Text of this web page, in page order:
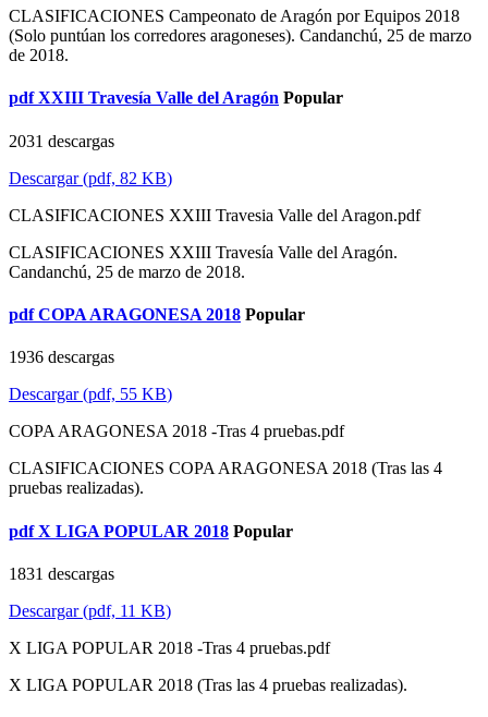
CLASIFICACIONES Campeonato de Aragón por Equipos 2018
(Solo puntúan los corredores aragoneses). Candanchú, 25 de marzo
de 2018.
pdf XXIII Travesía Valle del Aragón Popular
2031 descargas
Descargar(pdf, 82 KB)
CLASIFICACIONES XXIII Travesia Valle del Aragon.pdf
CLASIFICACIONES XXIII Travesía Valle del Aragón.
Candanchú, 25 de marzo de 2018.
pdf COPA ARAGONESA 2018 Popular
1936 descargas
Descargar(pdf, 55 KB)
COPA ARAGONESA 2018 -Tras 4 pruebas.pdf
CLASIFICACIONES COPA ARAGONESA 2018 (Tras las 4
pruebas realizadas).
pdf X LIGA POPULAR 2018 Popular
1831 descargas
Descargar(pdf, 11 KB)
X LIGA POPULAR 2018 -Tras 4 pruebas.pdf
X LIGA POPULAR 2018 (Tras las 4 pruebas realizadas).